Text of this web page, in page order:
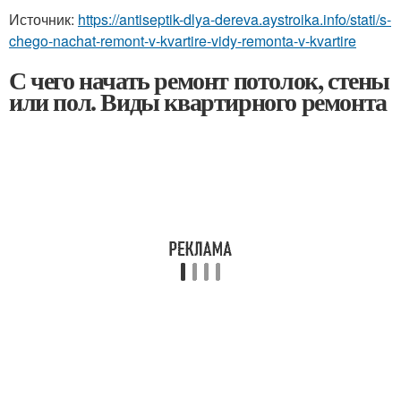
Источник: https://antiseptik-dlya-dereva.aystroika.info/stati/s-
chego-nachat-remont-v-kvartire-vidy-remonta-v-kvartire
С чего начать ремонт потолок, стены
или пол. Виды квартирного ремонта